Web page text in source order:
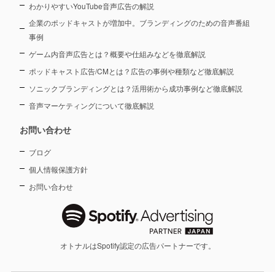
わかりやすいYouTube音声広告の解説
企業のポッドキャストが増加中。ブランディングのための音声番組
事例
ゲーム内音声広告とは？概要や仕組みなどを徹底解説
ポッドキャスト広告/CMとは？広告の事例や種類など徹底解説
ソニックブランディングとは？活用術から成功事例など徹底解説
音声マーケティングについて徹底解説
お問い合わせ
ブログ
個人情報保護方針
お問い合わせ
オトナルはSpotify認定の広告パートナーです。